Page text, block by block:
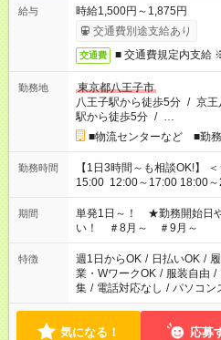
給与
時給1,500円～1,875円
交通費別途支給あり
交通費 ■ 交通費規定内支給
勤務地
東京都八王子市
八王子駅から徒歩5分 / 京王
駅から徒歩5分 / …
■物流センターなど ■勤
勤務時間
【1日3時間～も相談OK!】 ＜シフト例＞ 9:00～12:00 10:00～
15:00 12:00～17:00 18:00～21:00 など こち
お気軽にご相談ください！
期間
単発1日～！ ★勤務開始日
い！ ＃8月～ ＃9月～
特徴 週1日からOK / 日払いOK /
業・WワークOK / 服装自由 /
集 / 電話対応なし / パソコン
気になる！ 応募